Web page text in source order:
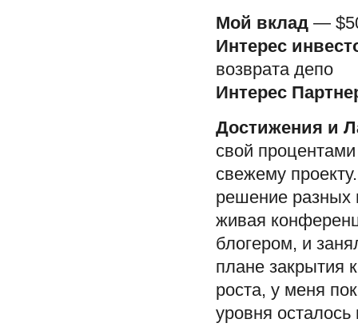
Мой вклад —
Интерес
возврата депо
Интерес
Достижения и
свой
свежему
решение разных
живая
блогером, и
плане закрытия
роста, у меня
уровня